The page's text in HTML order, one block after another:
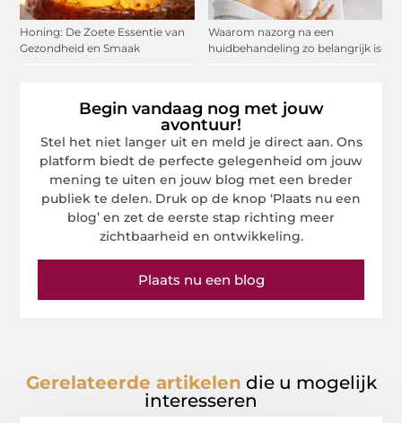
Honing: De Zoete Essentie van
Gezondheid en Smaak
Waarom nazorg na een
huidbehandeling zo belangrijk is
Begin vandaag nog met jouw
avontuur!
Stel het niet langer uit en meld je direct aan. Ons
platform biedt de perfecte gelegenheid om jouw
mening te uiten en jouw blog met een breder
publiek te delen. Druk op de knop ‘Plaats nu een
blog’ en zet de eerste stap richting meer
zichtbaarheid en ontwikkeling.
Plaats nu een blog
Gerelateerde artikelen die u mogelijk
interesseren